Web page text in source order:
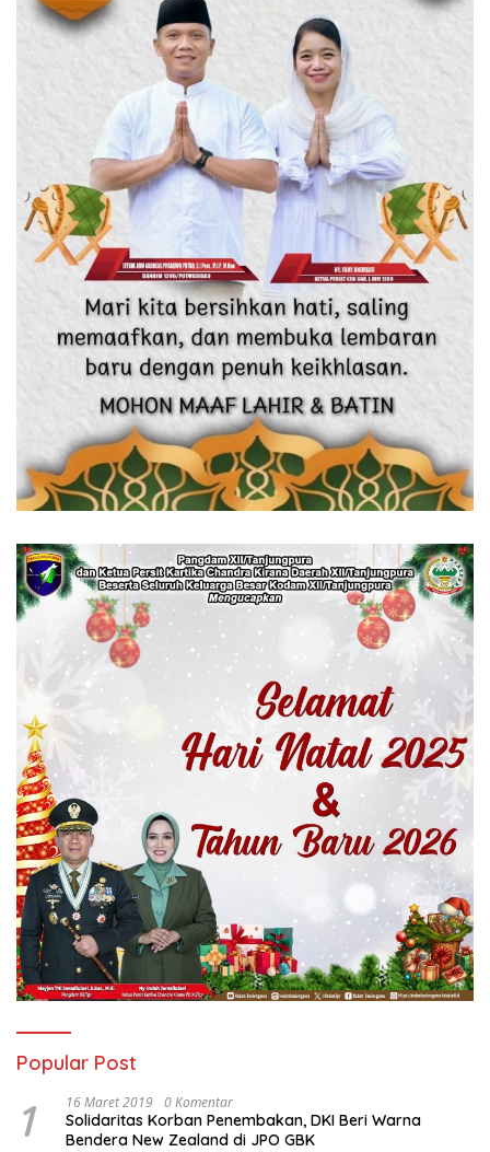
Popular Post
1 16 Maret 2019 0 Komentar
Solidaritas Korban Penembakan, DKI Beri Warna
Bendera New Zealand di JPO GBK